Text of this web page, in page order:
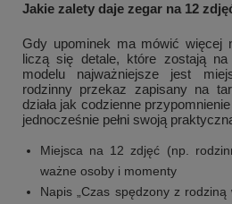
Jakie zalety daje zegar na 12
Gdy upominek ma mówić więcej
liczą się detale, które zostają
modelu najważniejsze jest
rodzinny przekaz zapisany na
działa jak codzienne
jednocześnie pełni swoją
Miejsca na 12 zdjęć (np.
ważne osoby i momenty
Napis „Czas spędzony z